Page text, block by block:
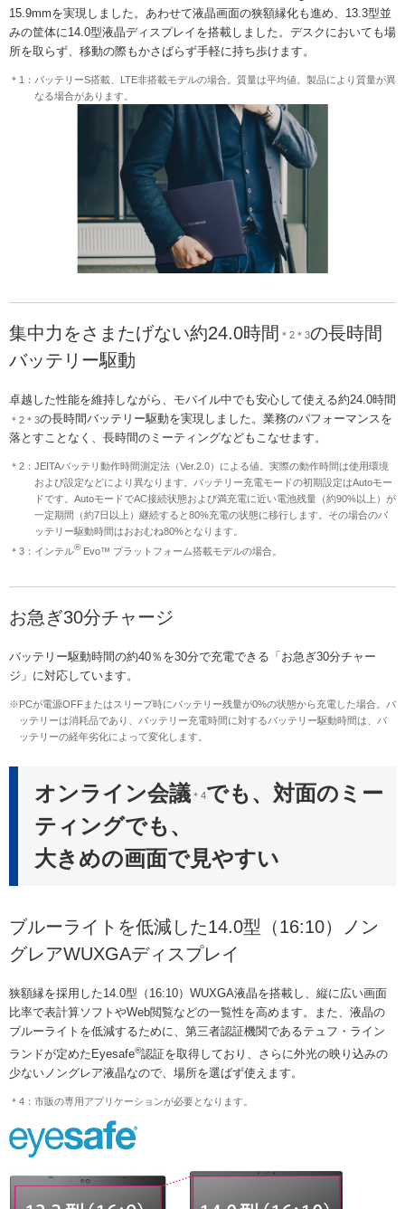
15.9mmを実現しました。あわせて液晶画面の狭額縁化も進め、13.3型並
みの筐体に14.0型液晶ディスプレイを搭載しました。デスクにおいても場
所を取らず、移動の際もかさばらず手軽に持ち歩けます。
＊1：バッテリーS搭載、LTE非搭載モデルの場合。質量は平均値。製品により質量が異
なる場合があります。
集中力をさまたげない約24.0時間 ＊2＊3の長時間
バッテリー駆動
卓越した性能を維持しながら、モバイル中でも安心して使える約24.0時間
＊2＊3の長時間バッテリー駆動を実現しました。業務のパフォーマンスを
落とすことなく、長時間のミーティングなどもこなせます。
＊2：JEITAバッテリ動作時間測定法（Ver.2.0）による値。実際の動作時間は使用環境
および設定などにより異なります。バッテリー充電モードの初期設定はAutoモー
ドです。AutoモードでAC接続状態および満充電に近い電池残量（約90%以上）が
一定期間（約7日以上）継続すると80%充電の状態に移行します。その場合のバ
ッテリー駆動時間はおおむね80%となります。
＊3：インテル®Evo™ プラットフォーム搭載モデルの場合。
お急ぎ30分チャージ
バッテリー駆動時間の約40％を30分で充電できる「お急ぎ30分チャー
ジ」に対応しています。
※PCが電源OFFまたはスリープ時にバッテリー残量が0%の状態から充電した場合。バ
ッテリーは消耗品であり、バッテリー充電時間に対するバッテリー駆動時間は、バ
ッテリーの経年劣化によって変化します。
オンライン会議 ＊4でも、対面のミー
ティングでも、
大きめの画面で見やすい
ブルーライトを低減した14.0型（16:10）ノン
グレアWUXGAディスプレイ
狭額縁を採用した14.0型（16:10）WUXGA液晶を搭載し、縦に広い画面
比率で表計算ソフトやWeb閲覧などの一覧性を高めます。また、液晶の
ブルーライトを低減するために、第三者認証機関であるテュフ・ライン
ランドが定めたEyesafe®認証を取得しており、さらに外光の映り込みの
少ないノングレア液晶なので、場所を選ばず使えます。
＊4：市販の専用アプリケーションが必要となります。